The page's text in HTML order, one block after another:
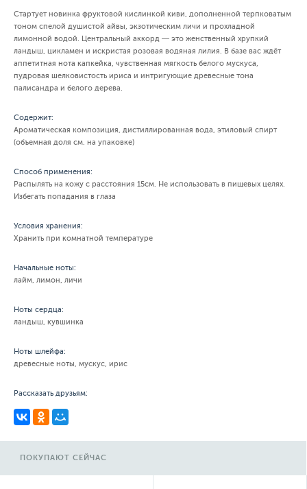
Стартует новинка фруктовой кислинкой киви, дополненной терпковатым
тоном спелой душистой айвы, экзотическим личи и прохладной
лимонной водой. Центральный аккорд ― это женственный хрупкий
ландыш, цикламен и искристая розовая водяная лилия. В базе вас ждёт
аппетитная нота капкейка, чувственная мягкость белого мускуса,
пудровая шелковистость ириса и интригующие древесные тона
палисандра и белого дерева.
Содержит:
Ароматическая композиция, дистиллированная вода, этиловый спирт
(объемная доля см. на упаковке)
Способ применения:
Распылять на кожу с расстояния 15см. Не использовать в пищевых целях.
Избегать попадания в глаза
Условия хранения:
Хранить при комнатной температуре
Начальные ноты:
лайм, лимон, личи
Ноты сердца:
ландыш, кувшинка
Ноты шлейфа:
древесные ноты, мускус, ирис
Рассказать друзьям:
ПОКУПАЮТ СЕЙЧАС